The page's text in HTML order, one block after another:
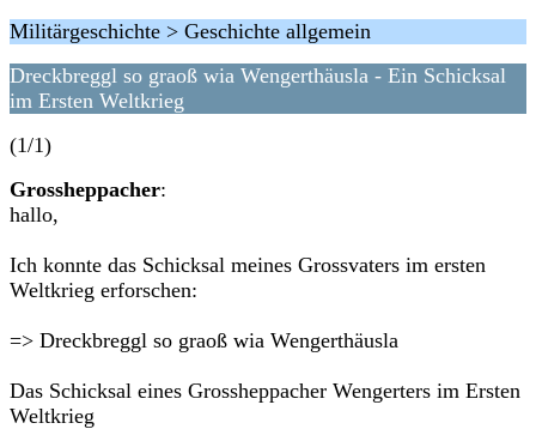
Militärgeschichte > Geschichte allgemein
Dreckbreggl so graoß wia Wengerthäusla - Ein Schicksal
im Ersten Weltkrieg
(1/1)
Grossheppacher:
hallo,
Ich konnte das Schicksal meines Grossvaters im ersten
Weltkrieg erforschen:
=> Dreckbreggl so graoß wia Wengerthäusla
Das Schicksal eines Grossheppacher Wengerters im Ersten
Weltkrieg